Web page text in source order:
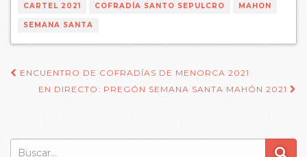
CARTEL 2021 COFRADÍA SANTO SEPULCRO MAHON
SEMANA SANTA
Navegación de entradas
ENCUENTRO DE COFRADÍAS DE MENORCA 2021
EN DIRECTO: PREGÓN SEMANA SANTA MAHÓN 2021
Buscar: